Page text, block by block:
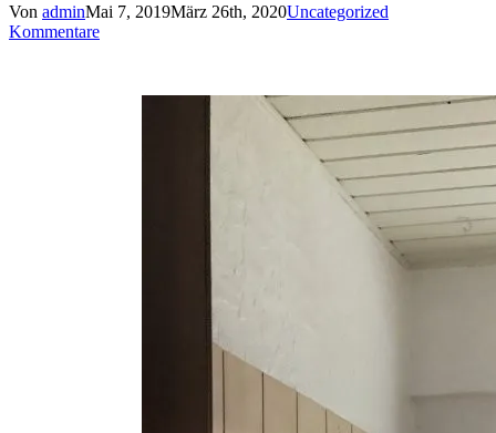
Von adminMai 7, 2019März 26th, 2020Uncategorized
Kommentare